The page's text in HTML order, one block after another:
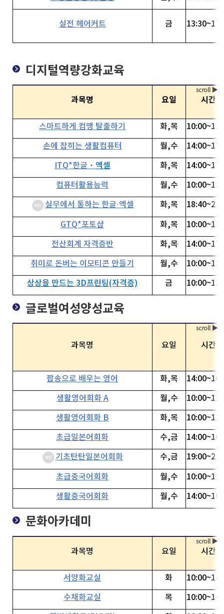
실전 헤어커트 금
디지털역량강화교육
과목명 요일 시간
스마트하게 컴맹 탈출하기 화,목
손에 잡히는 생활컴퓨터 월,수
ITQ*한글‧ 엑셀 화,목
컴퓨터활용능력 월,수
실무에서 통하는 한글·엑셀 화,목
GTQ*포토샵 화,목
전산회계 자격증반 화,목
취미로 돈버는 이모티콘 만들기 월,수
상상을 만드는 3D프린팅(자격증) 금
글로벌여성양성교육
과목명 요일 시간
팝송으로 배우는 영어 화,목
생활영어회화 A 월,수
생활영어회화 B 화,목
초급일본어회화 수,금
기초탄탄일본어회화 수,금
초급중국어회화 월,수
생활중국어회화 월,수
문화아카데미
과목명 요일 시간
서양화교실 화
수채화교실 목